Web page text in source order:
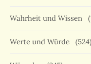
Wahrheit und Wissen
Werte und Würde (524)